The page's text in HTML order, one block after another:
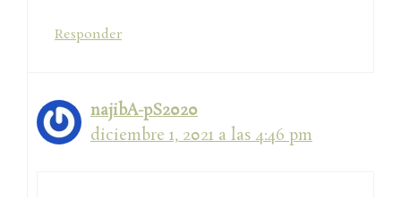
Responder
najibA-pS2020
diciembre 1, 2021 a las 4:46 pm